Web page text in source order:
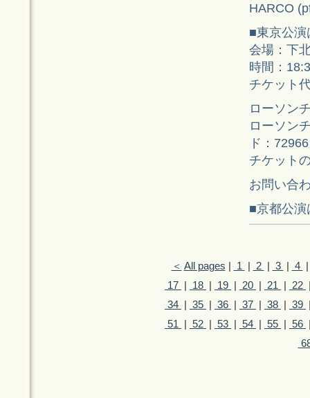
HARCO
■東京公
会場：下
時間：
チケット
ローソン
ローソン
ド：
チケット
お問い合
■京都公
＜ All pages | 1 | 2 | 3 | 4
17 | 18 | 19 | 20 | 21 | 22
34 | 35 | 36 | 37 | 38 | 39
51 | 52 | 53 | 54 | 55 | 56